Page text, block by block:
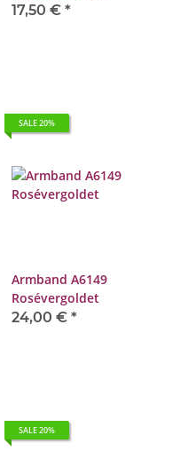
17,50 € *
SALE 20%
Armband A6149
Rosévergoldet
24,00 € *
SALE 20%